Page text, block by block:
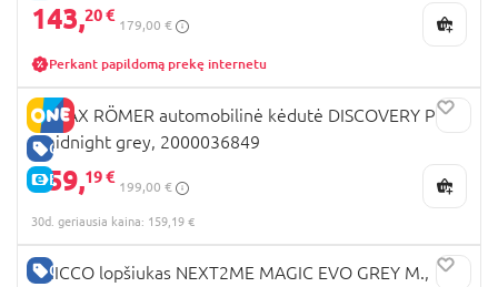
143,20 €
179,00 €
Perkant papildomą prekę internetu
GERA KAINA
E-KAINA
BRITAX RÖMER automobilinė kėdutė DISCOVERY PLUS
, midnight grey, 2000036849
159,19 €
199,00 €
30d. geriausia kaina: 159,19 €
GERA KAINA
CHICCO lopšiukas NEXT2ME MAGIC EVO GREY M.,